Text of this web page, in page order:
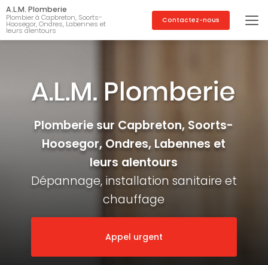
Aller
au
contenu
principal
A.L.M. Plomberie
Plombier à Capbreton, Soorts-
Hoosegor, Ondres, Labennes et
leurs alentours
Contactez-nous
Plomberie sur Capbreton, Soorts-
Hoosegor, Ondres, Labennes et
leurs alentours
Dépannage, installation sanitaire et
chauffage
Appel urgent